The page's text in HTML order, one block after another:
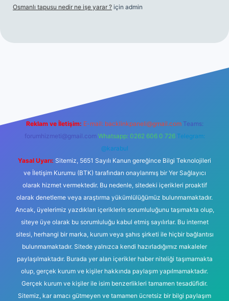
Osmanlı tapusu nedir ne işe yarar ? için admin
Reklam ve İletişim: E-mail: backlinkpaneli@gmail.com Teams:
forumhizmeti@gmail.com Whatsapp: 0262 606 0 726 Telegram:
@karabul
Yasal Uyarı: Sitemiz, 5651 Sayılı Kanun gereğince Bilgi Teknolojileri
ve İletişim Kurumu (BTK) tarafından onaylanmış bir Yer Sağlayıcı
olarak hizmet vermektedir. Bu nedenle, sitedeki içerikleri proaktif
olarak denetleme veya araştırma yükümlülüğümüz bulunmamaktadır.
Ancak, üyelerimiz yazdıkları içeriklerin sorumluluğunu taşımakta olup,
siteye üye olarak bu sorumluluğu kabul etmiş sayılırlar. Bu internet
sitesi, herhangi bir marka, kurum veya şahıs şirketi ile hiçbir bağlantısı
bulunmamaktadır. Sitede yalnızca kendi hazırladığımız makaleler
paylaşılmaktadır. Burada yer alan içerikler haber niteliği taşımamakta
olup, gerçek kurum ve kişiler hakkında paylaşım yapılmamaktadır.
Gerçek kurum ve kişiler ile isim benzerlikleri tamamen tesadüfidir.
Sitemiz, kar amacı gütmeyen ve tamamen ücretsiz bir bilgi paylaşım